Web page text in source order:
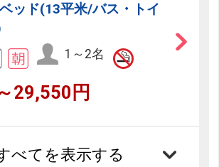
ッド(13平米/バス・トイ
1～2名
29,550円
べてを表示する